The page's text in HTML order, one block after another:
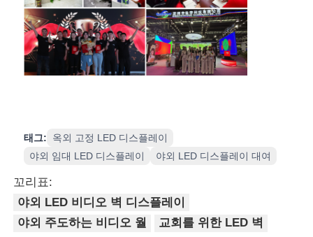
태그:
옥외 고정 LED 디스플레이
야외 임대 LED 디스플레이
야외 LED 디스플레이 대여
꼬리표:
야외 LED 비디오 벽 디스플레이
야외 주도하는 비디오 월
교회를 위한 LED 벽